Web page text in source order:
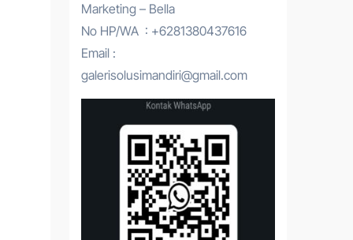
Marketing – Bella
No HP/WA : +6281380437616
Email :
galerisolusimandiri@gmail.com